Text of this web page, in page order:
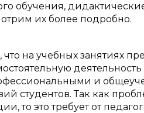
обучения,
их более подробно.
что на учебных занятиях
деятельность
и
студентов. Так как
то это требует от